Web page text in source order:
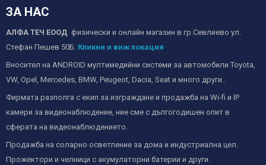
ЗА НАС
АЛФА ТЕЧ ЕООД физически и онлайн магазин в гр.Севлиево ул.
Стефан Пешев 50Б. Кликни и виж локация
Вносител на ANDROID мултимедийни системи за автомобили Toyota,
VW, Opel, Mercedes, BMW, Peugeot, Dacia, Seat и много други..
Фирмата разполга с екип за изграждане и продажба на Wi-fi и IP
камери за видеонаблюдение, ние сме с дългогодишен опит в
сферата на видеонаблюдението.
Продажба на соларно осветление за дома и индустриална цел.
Прожектори и челници с акумулаторни батерии и други.